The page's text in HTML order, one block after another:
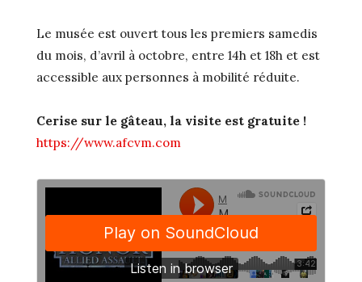
Le musée est ouvert tous les premiers samedis
du mois, d’avril à octobre, entre 14h et 18h et est
accessible aux personnes à mobilité réduite.
Cerise sur le gâteau, la visite est gratuite !
https://www.afcvm.com